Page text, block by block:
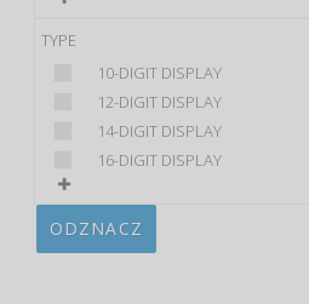
TYPE
10-DIGIT DISPLAY
12-DIGIT DISPLAY
14-DIGIT DISPLAY
16-DIGIT DISPLAY
ODZNACZ